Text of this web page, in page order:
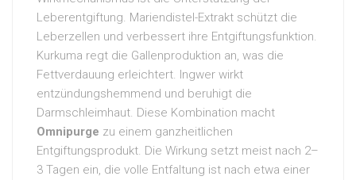
Leberentgiftung. Mariendistel-Extrakt schützt die
Leberzellen und verbessert ihre Entgiftungsfunktion.
Kurkuma regt die Gallenproduktion an, was die
Fettverdauung erleichtert. Ingwer wirkt
entzündungshemmend und beruhigt die
Darmschleimhaut. Diese Kombination macht
Omnipurge zu einem ganzheitlichen
Entgiftungsprodukt. Die Wirkung setzt meist nach 2–
3 Tagen ein, die volle Entfaltung ist nach etwa einer